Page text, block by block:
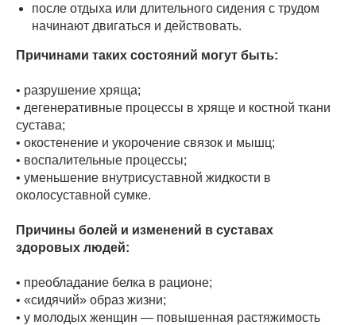
после отдыха или длительного сидения с трудом
начинают двигаться и действовать.
Причинами таких состояний могут быть:
• разрушение хряща;
• дегенеративные процессы в хряще и костной ткани
сустава;
• окостенение и укорочение связок и мышц;
• воспалительные процессы;
• уменьшение внутрисуставной жидкости в
околосуставной сумке.
Причины болей и изменений в суставах
здоровых людей:
• преобладание белка в рационе;
• «сидячий» образ жизни;
• у молодых женщин — повышенная растяжимость